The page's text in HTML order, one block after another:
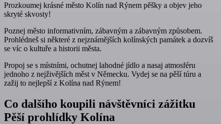
Prozkoumej krásné město Kolín nad Rýnem pěšky a objev jeho
skryté skvosty!
Poznej město informativním, zábavným a zábavným způsobem.
Prohlédneš si některé z nejznámějších kolínských památek a dozvíš
se víc o kultuře a historii města.
Propoj se s místními, ochutnej lahodné jídlo a nasaj atmosféru
jednoho z nejživějších měst v Německu. Vydej se na pěší túru a
zažij to nejlepší z Kolína nad Rýnem!
Co dalšího koupili návštěvníci zážitku
Pěší prohlídky Kolína